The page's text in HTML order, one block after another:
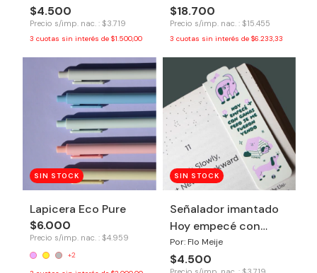
$4.500
Precio s/imp. nac. : $3.719
3 cuotas sin interés de $1.500,00
$18.700
Precio s/imp. nac. : $15.455
3 cuotas sin interés de $6.233,33
SIN STOCK
Lapicera Eco Pure
$6.000
Precio s/imp. nac. : $4.959
+2
SIN STOCK
Señalador imantado
Hoy empecé con
ganas
Por: Flo Meije
$4.500